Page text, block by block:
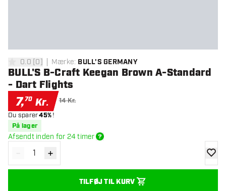
0 bedømmelsesstjerner
0.0 [0] Mærke: BULL'S GERMANY
BULL'S B-Craft Keegan Brown A-Standard
- Dart Flights
7,70 Kr. 14 Kr.
Du sparer45%!
På lager
Afsendt inden for 24 timer
Reducér antal
- Øg antal
+
TILFØJ TIL KURV